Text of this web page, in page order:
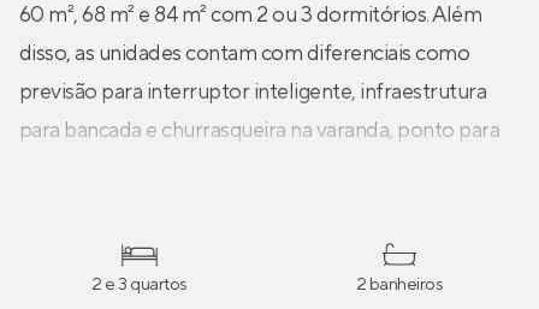
60 m², 68 m² e 84 m² com 2 ou 3 dormitórios. Além
disso, as unidades contam com diferenciais como
previsão para interruptor inteligente, infraestrutura
para bancada e churrasqueira na varanda, ponto para
infraestrutura para ar-condicionado na suíte master e
2 e 3 quartos 2 banheiros